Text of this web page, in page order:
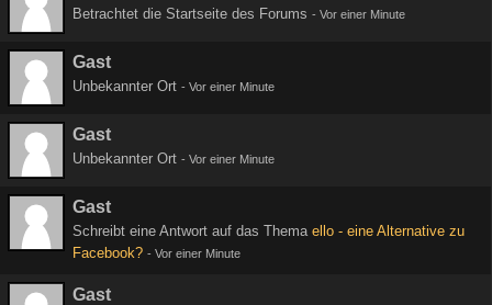
Betrachtet die Startseite des Forums - Vor einer Minute
Gast
Unbekannter Ort - Vor einer Minute
Gast
Unbekannter Ort - Vor einer Minute
Gast
Schreibt eine Antwort auf das Thema ello - eine Alternative zu
Facebook? - Vor einer Minute
Gast